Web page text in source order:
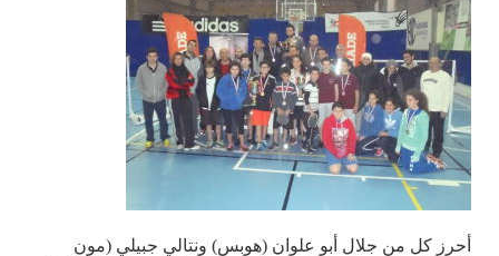
أحرز كل من جلال أبو علوان (هوبس) ونتالي جبيلي (مون